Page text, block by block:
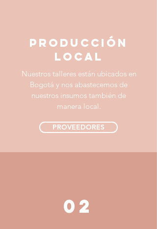
producción
local
Nuestros talleres están ubicados en
Bogotá y nos abastecemos de
nuestros insumos también de
manera local.
PROVEEDORES
02